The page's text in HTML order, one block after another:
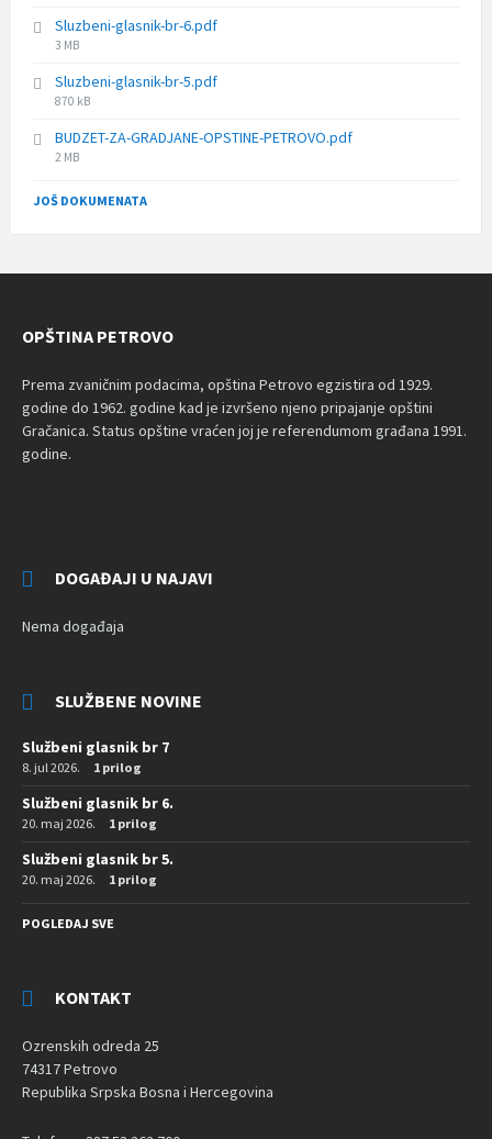
Sluzbeni-glasnik-br-6.pdf
File
3 MB
Sluzbeni-glasnik-br-5.pdf
File
870 kB
BUDZET-ZA-GRADJANE-OPSTINE-PETROVO.pdf
File
2 MB
JOŠ DOKUMENATA
OPŠTINA PETROVO
Prema zvaničnim podacima, opština Petrovo egzistira od 1929.
godine do 1962. godine kad je izvršeno njeno pripajanje opštini
Gračanica. Status opštine vraćen joj je referendumom građana 1991.
godine.
DOGAĐAJI U NAJAVI
Nema događaja
SLUŽBENE NOVINE
Službeni glasnik br 7
8. jul 2026. 1 prilog
Službeni glasnik br 6.
20. maj 2026. 1 prilog
Službeni glasnik br 5.
20. maj 2026. 1 prilog
POGLEDAJ SVE
KONTAKT
Ozrenskih odreda 25
74317 Petrovo
Republika Srpska Bosna i Hercegovina